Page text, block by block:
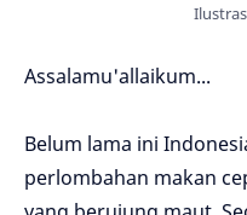
Assalamu'allaikum...
Belum lama ini
perlombahan makan